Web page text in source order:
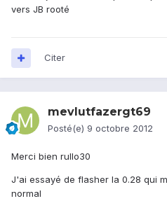
vers JB rooté
Citer
mevlutfazergt69
Posté(e) 9 octobre 2012
Merci bien rullo30
J'ai essayé de flasher la 0.28 qui
normal